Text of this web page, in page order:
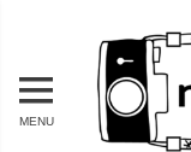
MENU